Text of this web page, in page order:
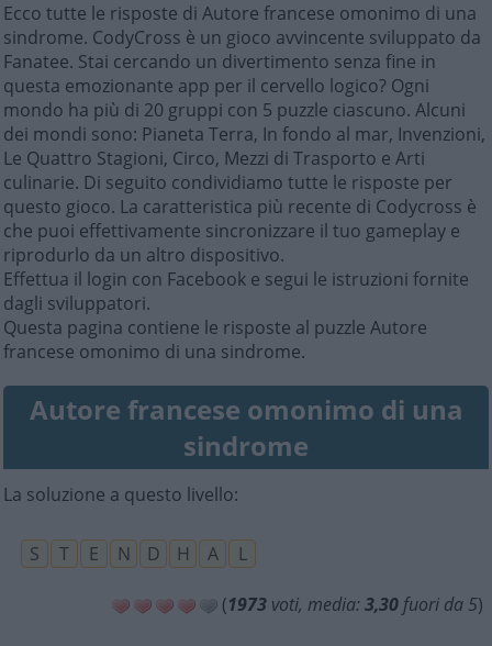
Ecco tutte le risposte di Autore francese omonimo di una
sindrome. CodyCross è un gioco avvincente sviluppato da
Fanatee. Stai cercando un divertimento senza fine in
questa emozionante app per il cervello logico? Ogni
mondo ha più di 20 gruppi con 5 puzzle ciascuno. Alcuni
dei mondi sono: Pianeta Terra, In fondo al mar, Invenzioni,
Le Quattro Stagioni, Circo, Mezzi di Trasporto e Arti
culinarie. Di seguito condividiamo tutte le risposte per
questo gioco. La caratteristica più recente di Codycross è
che puoi effettivamente sincronizzare il tuo gameplay e
riprodurlo da un altro dispositivo.
Effettua il login con Facebook e segui le istruzioni fornite
dagli sviluppatori.
Questa pagina contiene le risposte al puzzle Autore
francese omonimo di una sindrome.
Autore francese omonimo di una
sindrome
La soluzione a questo livello:
S T E N D H A L
(1973 voti, media: 3,30 fuori da 5)